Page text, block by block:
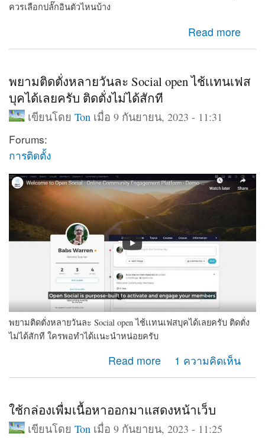
ควรเลือกปลั๊กอินตัวไหนบ้าง
Read more
พยามติดตั่งหลายวันละ Social open ไช้เเทนเฟส
บุคได้เลยครับ ติดตั่งไม่ได้สักที
เขียนโดย Tonเมื่อ 9 กันยายน, 2023 - 11:31
Forums:
การติดตั้ง
พยามติดตั่งหลายวันละ Social open ไช้เเทนเฟสบุคได้เลยครับ ติดตั่ง
ไม่ได้สักที ใครพอทำได้เเนะนำหน่อยครับ
Read more
about พยามติดตั่งหลายวันละ Social open ไช้เเทนเฟสบุค
ได้เลยครับ ติดตั่งไม่ได้สักที
1 ความคิดเห็น
ใช้กล่องเพื่มเนื้อหาออกมาแสดงหน้าเว็บ
เขียนโดย Tonเมื่อ 9 กันยายน, 2023 - 11:25